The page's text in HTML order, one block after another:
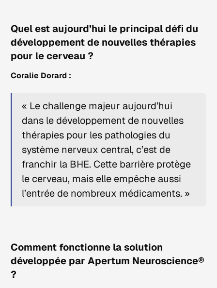
Quel est aujourd’hui le principal défi du
développement de nouvelles thérapies
pour le cerveau ?
Coralie Dorard :
« Le challenge majeur aujourd’hui
dans le développement de nouvelles
thérapies pour les pathologies du
système nerveux central, c’est de
franchir la BHE. Cette barrière protège
le cerveau, mais elle empêche aussi
l’entrée de nombreux médicaments. »
Comment fonctionne la solution
développée par Apertum Neuroscience®
?